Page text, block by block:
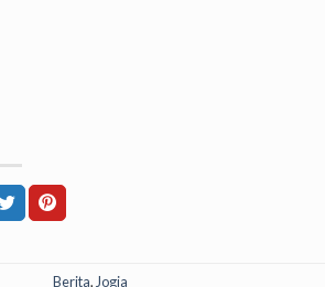
Berita, Jogja